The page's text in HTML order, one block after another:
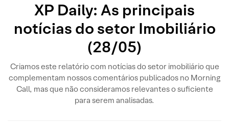
XP Daily: As principais
notícias do setor Imobiliário
(28/05)
Criamos este relatório com notícias do setor imobiliário que
complementam nossos comentários publicados no Morning
Call, mas que não consideramos relevantes o suficiente
para serem analisadas.